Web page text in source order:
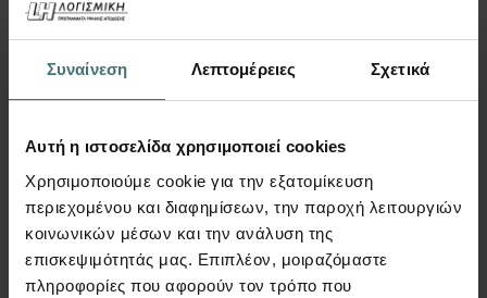
Συναίνεση Λεπτομέρειες Σχετικά
Αυτή η ιστοσελίδα χρησιμοποιεί cookies
Χρησιμοποιούμε cookie για την εξατομίκευση
περιεχομένου και διαφημίσεων, την παροχή λειτουργιών
κοινωνικών μέσων και την ανάλυση της
επισκεψιμότητάς μας. Επιπλέον, μοιραζόμαστε
πληροφορίες που αφορούν τον τρόπο που
Engineering intelligence
Π. Τσαλδάρη 65 – Περιστέρι